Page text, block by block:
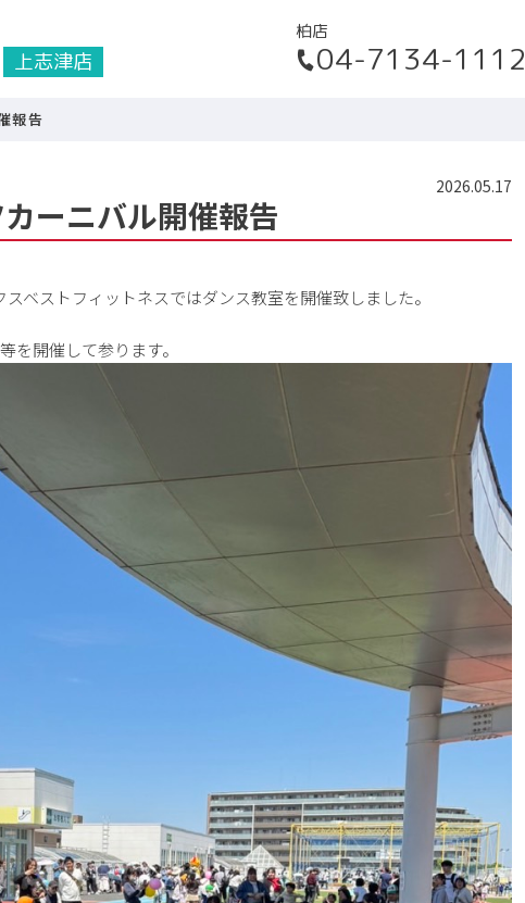
上志津店
柏店
04-7134-1112
報告
2026.05.17
カーニバル開催報告
ストフィットネスではダンス教室を開催致しました。
を開催して参ります。